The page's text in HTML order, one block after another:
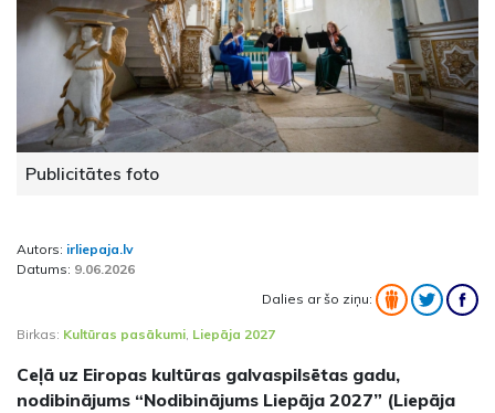
Publicitātes foto
Autors: irliepaja.lv
Datums: 9.06.2026
Dalies ar šo ziņu:
Birkas: Kultūras pasākumi, Liepāja 2027
Ceļā uz Eiropas kultūras galvaspilsētas gadu,
nodibinājums “Nodibinājums Liepāja 2027” (Liepāja